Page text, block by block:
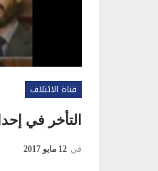
قناة الائتلاف
التأخر في
في 12 مايو 2017